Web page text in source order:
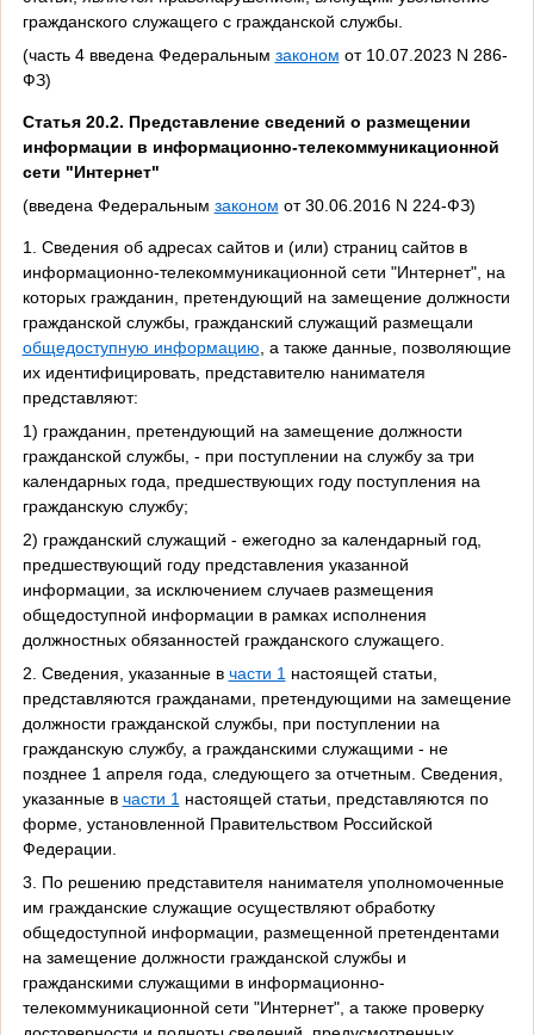
гражданского служащего с гражданской службы.
(часть 4 введена Федеральным законом от 10.07.2023 N 286-
ФЗ)
Статья 20.2. Представление сведений о размещении
информации в информационно-телекоммуникационной
сети "Интернет"
(введена Федеральным законом от 30.06.2016 N 224-ФЗ)
1. Сведения об адресах сайтов и (или) страниц сайтов в
информационно-телекоммуникационной сети "Интернет", на
которых гражданин, претендующий на замещение должности
гражданской службы, гражданский служащий размещали
общедоступную информацию, а также данные, позволяющие
их идентифицировать, представителю нанимателя
представляют:
1) гражданин, претендующий на замещение должности
гражданской службы, - при поступлении на службу за три
календарных года, предшествующих году поступления на
гражданскую службу;
2) гражданский служащий - ежегодно за календарный год,
предшествующий году представления указанной
информации, за исключением случаев размещения
общедоступной информации в рамках исполнения
должностных обязанностей гражданского служащего.
2. Сведения, указанные в части 1настоящей статьи,
представляются гражданами, претендующими на замещение
должности гражданской службы, при поступлении на
гражданскую службу, а гражданскими служащими - не
позднее 1 апреля года, следующего за отчетным. Сведения,
указанные в части 1настоящей статьи, представляются по
форме, установленной Правительством Российской
Федерации.
3. По решению представителя нанимателя уполномоченные
им гражданские служащие осуществляют обработку
общедоступной информации, размещенной претендентами
на замещение должности гражданской службы и
гражданскими служащими в информационно-
телекоммуникационной сети "Интернет", а также проверку